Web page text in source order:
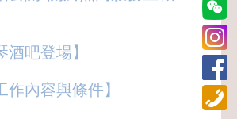
酒吧登場】
作內容與條件】